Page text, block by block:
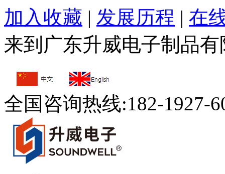
加入收藏 | 发展历程 | 在
来到广东升威电子制品
全国咨询热线:182-1927-